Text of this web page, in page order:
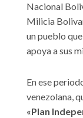
Nacional
Milicia
un pueblo
apoya a sus
En ese
venezolana,
«Plan